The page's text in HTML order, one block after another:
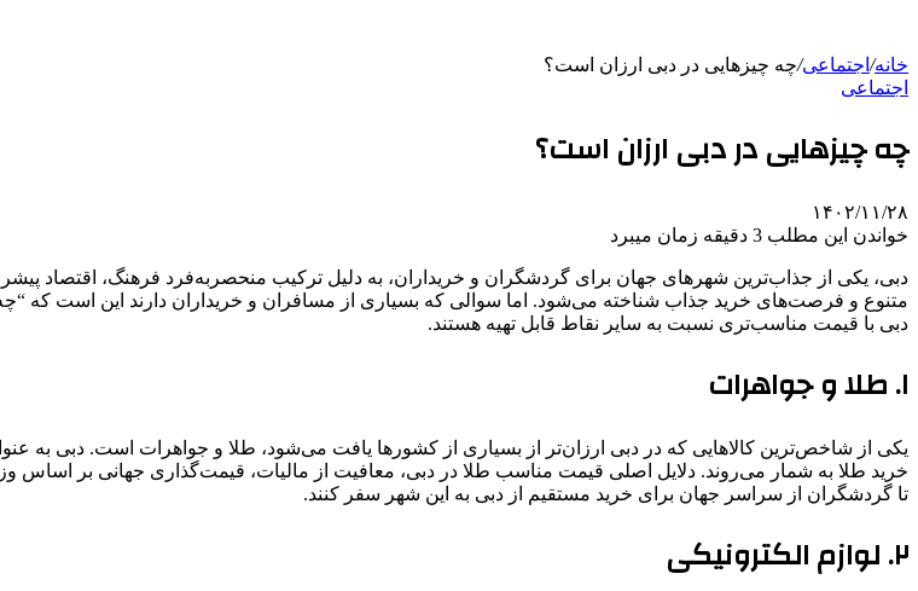
خانه/ اجتماعی/چه چیزهایی در دبی ارزان است؟
اجتماعی
چه چیزهایی در دبی ارزان است؟
۱۴۰۲/۱۱/۲۸
خواندن این مطلب 3 دقیقه زمان میبرد
دبی، یکی از جذاب‌ترین شهرهای جهان برای گردشگران و خریداران، به دلیل ترکیب منحصربه‌فرد فرهنگ، اقتصاد
متنوع و فرصت‌های خرید جذاب شناخته می‌شود. اما سوالی که بسیاری از مسافران و خریداران دارند این است که
دبی با قیمت مناسب‌تری نسبت به سایر نقاط قابل تهیه هستند.
۱. طلا و جواهرات
یکی از شاخص‌ترین کالاهایی که در دبی ارزان‌تر از بسیاری از کشورها یافت می‌شود، طلا و جواهرات است. دبی به
خرید طلا به شمار می‌روند. دلایل اصلی قیمت مناسب طلا در دبی، معافیت از مالیات، قیمت‌گذاری جهانی بر
تا گردشگران از سراسر جهان برای خرید مستقیم از دبی به این شهر سفر کنند.
۲. لوازم الکترونیکی